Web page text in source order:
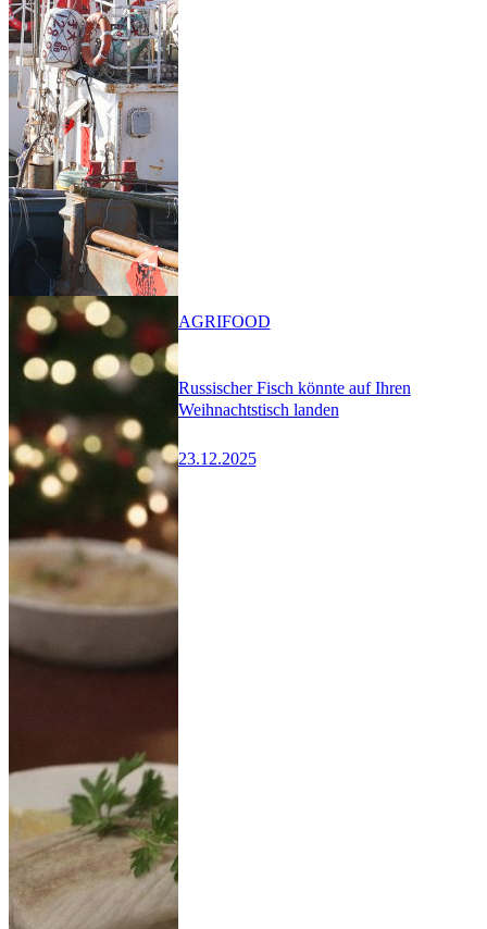
Russischer Fisch könnte auf Ihren
Weihnachtstisch landen
23.12.2025
AGRIFOOD